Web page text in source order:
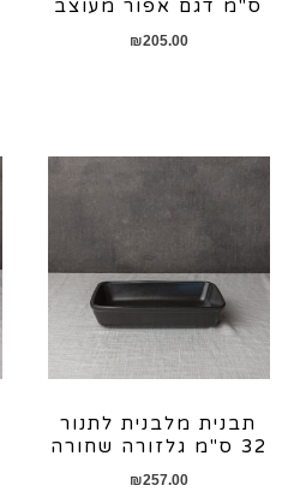
ס"מ דגם אפור מעוצב
₪205.00
תבנית מלבנית לתנור
32 ס"מ גלזורה שחורה
₪257.00